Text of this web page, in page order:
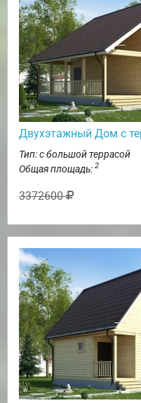
Двухэтажный Дом с
Тип: с большой террасой
Общая площадь: 2
3372600